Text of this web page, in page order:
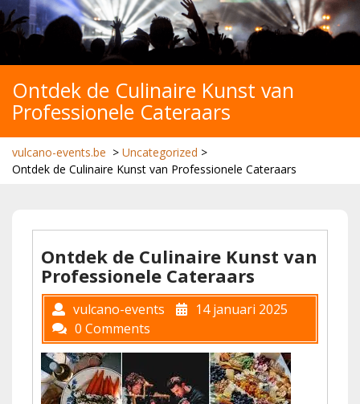
Ontdek de Culinaire Kunst van
Professionele Cateraars
vulcano-events.be > Uncategorized >
Ontdek de Culinaire Kunst van Professionele Cateraars
Ontdek de Culinaire Kunst van
Professionele Cateraars
vulcano-events
14 januari 2025
0 Comments